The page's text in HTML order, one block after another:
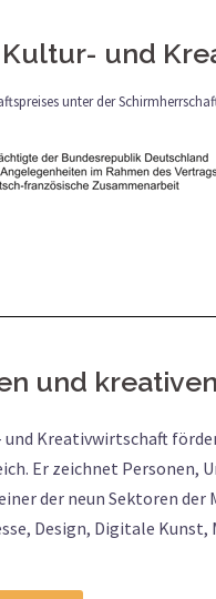
und
unter der
und
Kreativwirtschaft
Er zeichnet Personen,
der neun Sektoren
Design, Digitale